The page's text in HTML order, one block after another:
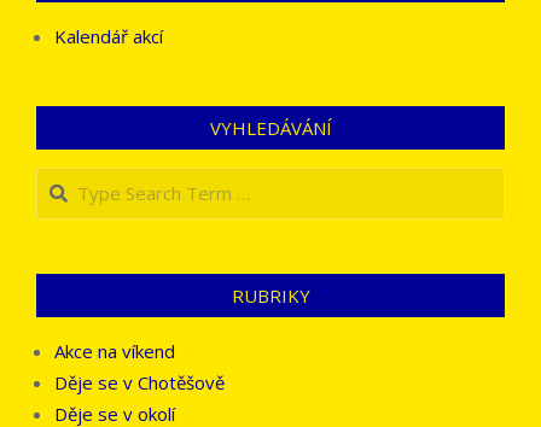
Kalendář akcí
VYHLEDÁVÁNÍ
Search
RUBRIKY
Akce na víkend
Děje se v Chotěšově
Děje se v okolí